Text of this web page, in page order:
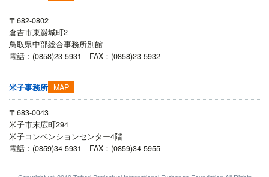
〒682-0802
倉吉市東巌城町2
鳥取県中部総合事務所別館
電話：(0858)23-5931 FAX：(0858)23-5932
米子事務所 MAP
〒683-0043
米子市末広町294
米子コンベンションセンター4階
電話：(0859)34-5931 FAX：(0859)34-5955